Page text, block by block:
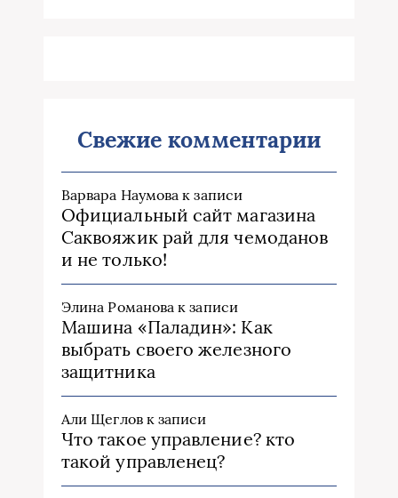
Свежие комментарии
Варвара Наумова к записи
Официальный сайт магазина
Саквояжик рай для чемоданов
и не только!
Элина Романова к записи
Машина «Паладин»: Как
выбрать своего железного
защитника
Али Щегловк записи
Что такое управление? кто
такой управленец?